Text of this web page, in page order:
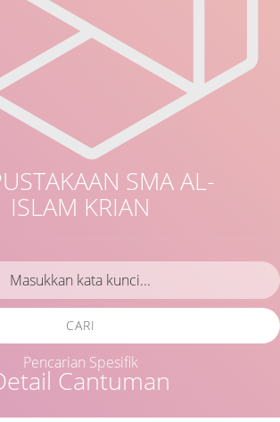
SMA AL-
ISLAM KRIAN
Cantuman
CARI
Pencarian Spesifik